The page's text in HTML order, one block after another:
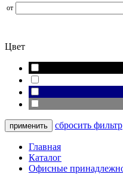
от
Цвет
сбросить фильтр
Главная
Каталог
Офисные